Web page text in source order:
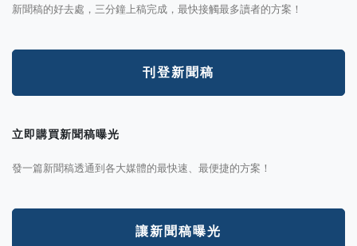
新聞稿的好去處，三分鐘上稿完成，最快接觸最多讀者的方案！
刊登新聞稿
立即購買新聞稿曝光
發一篇新聞稿透通到各大媒體的最快速、最便捷的方案！
讓新聞稿曝光